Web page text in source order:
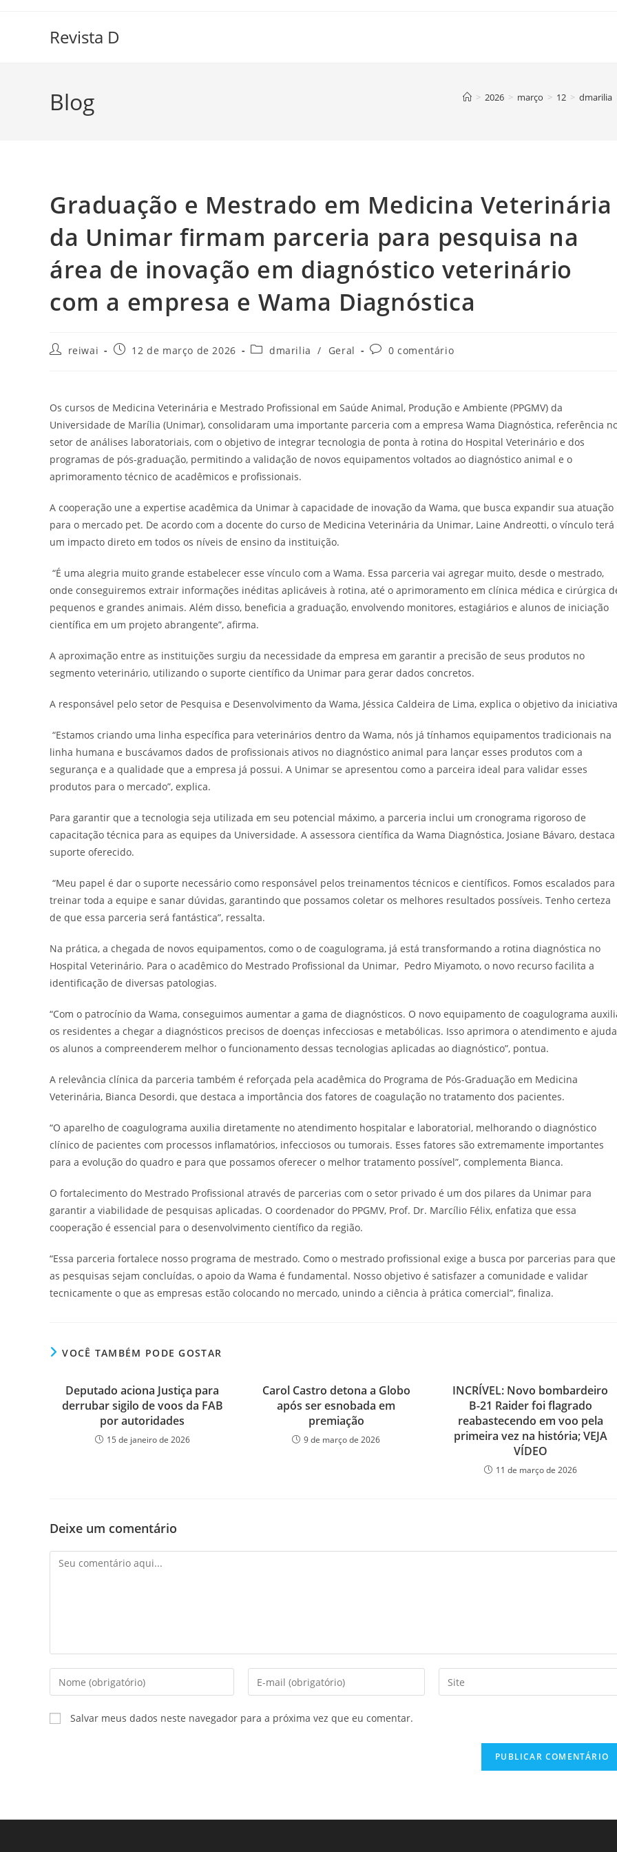
Revista D
Blog > 2026 > março > 12 > dmarilia
Graduação e Mestrado em Medicina Veterinária
da Unimar firmam parceria para pesquisa na
área de inovação em diagnóstico veterinário
com a empresa e Wama Diagnóstica
Autorreiwai
Post12 de março de 2026
Categoria
dmarilia / Geral
Comentários
0 comentário
Os cursos de Medicina Veterinária e Mestrado Profissional em Saúde Animal, Produção e Ambiente (PPGMV) da
Universidade de Marília (Unimar), consolidaram uma importante parceria com a empresa Wama Diagnóstica, referência
setor de análises laboratoriais, com o objetivo de integrar tecnologia de ponta à rotina do Hospital Veterinário e dos
programas de pós-graduação, permitindo a validação de novos equipamentos voltados ao diagnóstico animal e o
aprimoramento técnico de acadêmicos e profissionais.
A cooperação une a expertise acadêmica da Unimar à capacidade de inovação da Wama, que busca expandir sua atuação
para o mercado pet. De acordo com a docente do curso de Medicina Veterinária da Unimar, Laine Andreotti, o vínculo terá
um impacto direto em todos os níveis de ensino da instituição.
“É uma alegria muito grande estabelecer esse vínculo com a Wama. Essa parceria vai agregar muito, desde o mestrado,
onde conseguiremos extrair informações inéditas aplicáveis à rotina, até o aprimoramento em clínica médica e cirúrgica
pequenos e grandes animais. Além disso, beneficia a graduação, envolvendo monitores, estagiários e alunos de iniciação
científica em um projeto abrangente”, afirma.
A aproximação entre as instituições surgiu da necessidade da empresa em garantir a precisão de seus produtos no
segmento veterinário, utilizando o suporte científico da Unimar para gerar dados concretos.
A responsável pelo setor de Pesquisa e Desenvolvimento da Wama, Jéssica Caldeira de Lima, explica o objetivo da
“Estamos criando uma linha específica para veterinários dentro da Wama, nós já tínhamos equipamentos tradicionais na
linha humana e buscávamos dados de profissionais ativos no diagnóstico animal para lançar esses produtos com a
segurança e a qualidade que a empresa já possui. A Unimar se apresentou como a parceira ideal para validar esses
produtos para o mercado”, explica.
Para garantir que a tecnologia seja utilizada em seu potencial máximo, a parceria inclui um cronograma rigoroso de
capacitação técnica para as equipes da Universidade. A assessora científica da Wama Diagnóstica, Josiane Bávaro, destaca
suporte oferecido.
“Meu papel é dar o suporte necessário como responsável pelos treinamentos técnicos e científicos. Fomos escalados para
treinar toda a equipe e sanar dúvidas, garantindo que possamos coletar os melhores resultados possíveis. Tenho certeza
de que essa parceria será fantástica”, ressalta.
Na prática, a chegada de novos equipamentos, como o de coagulograma, já está transformando a rotina diagnóstica no
Hospital Veterinário. Para o acadêmico do Mestrado Profissional da Unimar, Pedro Miyamoto, o novo recurso facilita a
identificação de diversas patologias.
“Com o patrocínio da Wama, conseguimos aumentar a gama de diagnósticos. O novo equipamento de coagulograma
os residentes a chegar a diagnósticos precisos de doenças infecciosas e metabólicas. Isso aprimora o atendimento e ajuda
os alunos a compreenderem melhor o funcionamento dessas tecnologias aplicadas ao diagnóstico”, pontua.
A relevância clínica da parceria também é reforçada pela acadêmica do Programa de Pós-Graduação em Medicina
Veterinária, Bianca Desordi, que destaca a importância dos fatores de coagulação no tratamento dos pacientes.
“O aparelho de coagulograma auxilia diretamente no atendimento hospitalar e laboratorial, melhorando o diagnóstico
clínico de pacientes com processos inflamatórios, infecciosos ou tumorais. Esses fatores são extremamente importantes
para a evolução do quadro e para que possamos oferecer o melhor tratamento possível”, complementa Bianca.
O fortalecimento do Mestrado Profissional através de parcerias com o setor privado é um dos pilares da Unimar para
garantir a viabilidade de pesquisas aplicadas. O coordenador do PPGMV, Prof. Dr. Marcílio Félix, enfatiza que essa
cooperação é essencial para o desenvolvimento científico da região.
“Essa parceria fortalece nosso programa de mestrado. Como o mestrado profissional exige a busca por parcerias para que
as pesquisas sejam concluídas, o apoio da Wama é fundamental. Nosso objetivo é satisfazer a comunidade e validar
tecnicamente o que as empresas estão colocando no mercado, unindo a ciência à prática comercial”, finaliza.
VOCÊ TAMBÉM PODE GOSTAR
Deputado aciona Justiça para
derrubar sigilo de voos da FAB
por autoridades
15 de janeiro de 2026
Carol Castro detona a Globo
após ser esnobada em
premiação
9 de março de 2026
INCRÍVEL: Novo bombardeiro
B-21 Raider foi flagrado
reabastecendo em voo pela
primeira vez na história; VEJA
VÍDEO
11 de março de 2026
Deixe um comentário
Comentário
Digite
seu
nome
ou
Digite
seu
Digite
o
Salvar meus dados neste navegador para a próxima vez que eu comentar.